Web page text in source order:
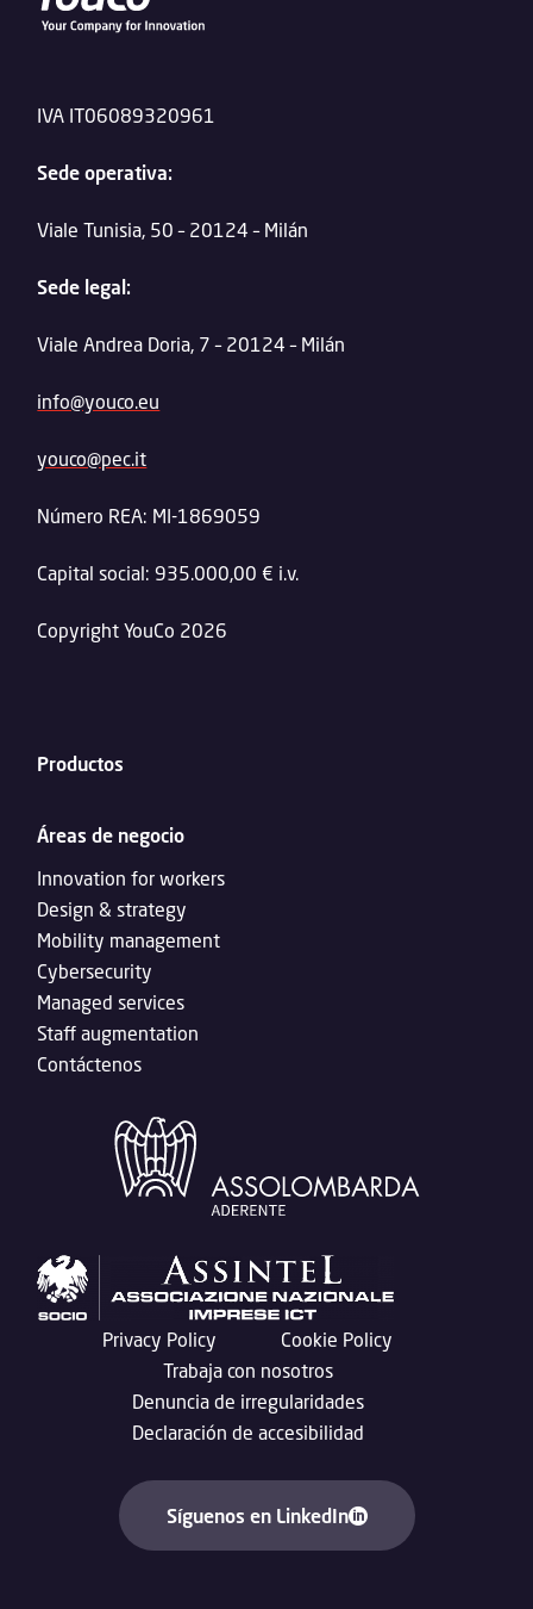
IVA IT06089320961
Sede operativa:
Viale Tunisia, 50 – 20124 – Milán
Sede legal:
Viale Andrea Doria, 7 – 20124 – Milán
info@youco.eu
youco@pec.it
Número REA: MI-1869059
Capital social: 935.000,00 € i.v.
Copyright YouCo 2026
Productos
Áreas de negocio
Innovation for workers
Design & strategy
Mobility management
Cybersecurity
Managed services
Staff augmentation
Contáctenos
Privacy Policy
Cookie Policy
Trabaja con nosotros
Denuncia de irregularidades
Declaración de accesibilidad
Síguenos en LinkedIn